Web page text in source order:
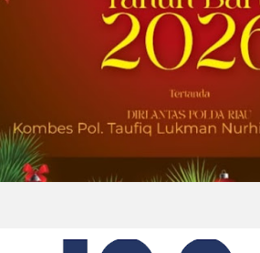
2026-08-01 00:27:35|
Univar Solutions
Awards
DOWNERS GROVE,
(GLOBE
(“Univar
penyedia solusi